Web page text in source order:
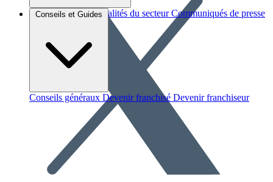
Brèves et actus Actualités du secteur Communiqués de presse
Conseils et Guides
Conseils généraux Devenir franchisé Devenir franchiseur